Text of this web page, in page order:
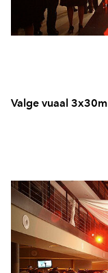
Valge vuaal 3x30m